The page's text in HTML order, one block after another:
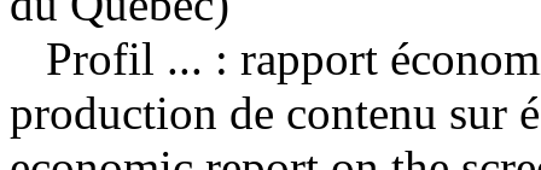
Profil ... : rapport
production de contenu sur